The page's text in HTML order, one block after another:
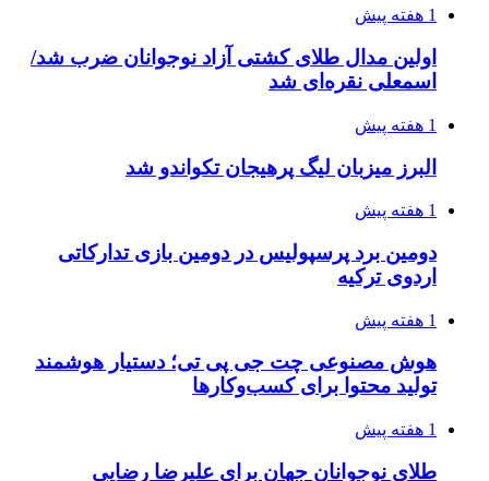
1 هفته پیش
اولین مدال طلای کشتی آزاد نوجوانان ضرب شد/
اسمعلی نقره‌ای شد
1 هفته پیش
البرز میزبان لیگ پرهیجان تکواندو شد
1 هفته پیش
دومین برد پرسپولیس در دومین بازی تدارکاتی
اردوی ترکیه
1 هفته پیش
هوش مصنوعی چت جی پی تی؛ دستیار هوشمند
تولید محتوا برای کسب‌وکارها
1 هفته پیش
طلای نوجوانان جهان برای علیرضا رضایی